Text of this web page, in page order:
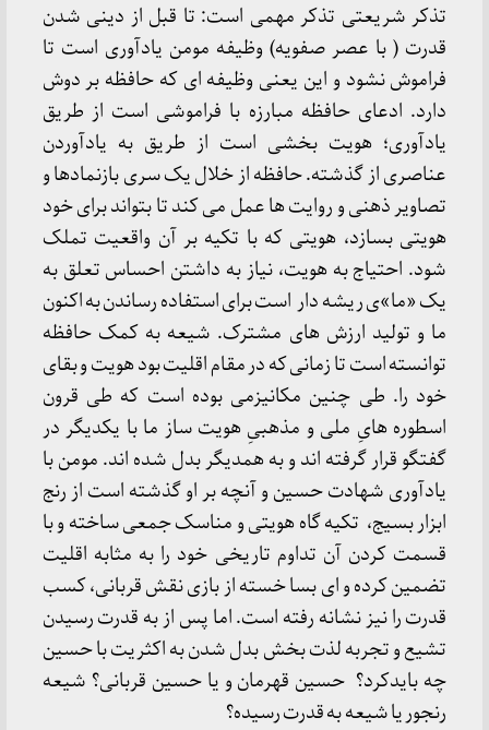
تذکر شریعتی تذکر مهمی است: تا قبل از دینی شدن
قدرت ( با عصر صفویه) وظیفه مومن یادآوری است تا
فراموش نشود و این یعنی وظیفه ای که حافظه بر دوش
دارد. ادعای حافظه مبارزه با فراموشی است از طریق
یادآوری؛ هویت بخشی است از طریق به یادآوردن
عناصری از گذشته. حافظه از خلال یک سری بازنمادها و
تصاویر ذهنی و روایت ها عمل می کند تا بتواند برای خود
هویتی بسازد، هویتی که با تکیه بر آن واقعیت تملک
شود. احتیاج به هویت، نیاز به داشتن احساس تعلق به
یک «ما»ی ریشه دار است برای استفاده رساندن به اکنون
ما و تولید ارزش های مشترک. شیعه به کمک حافظه
توانسته است تا زمانی که در مقام اقلیت بود هویت و بقای
خود را. طی چنین مکانیزمی بوده است که طی قرون
اسطوره هایِ ملی و مذهبیِ هویت ساز ما با یکدیگر در
گفتگو قرار گرفته اند و به همدیگر بدل شده اند. مومن با
یادآوری شهادت حسین و آنچه بر او گذشته است از رنج
ابزار بسیج، تکیه گاه هویتی و مناسک جمعی ساخته و با
قسمت کردن آن تداوم تاریخی خود را به مثابه اقلیت
تضمین کرده و ای بسا خسته از بازی نقش قربانی، کسب
قدرت را نیز نشانه رفته است. اما پس از به قدرت رسیدن
تشیع و تجربه لذت بخش بدل شدن به اکثریت با حسین
چه بایدکرد؟ حسین قهرمان و یا حسین قربانی؟ شیعه
رنجور یا شیعه به قدرت رسیده؟